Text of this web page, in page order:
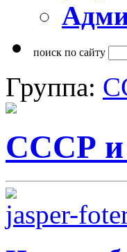
поиск по сайту
Группа:
СССР и
jasper-